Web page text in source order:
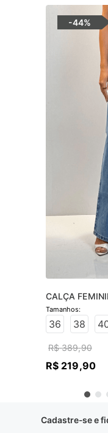
-44%
CALÇA
JEANS CLARO
36 38
R$ 389,90
R$ 219,90
Cadastre-se e